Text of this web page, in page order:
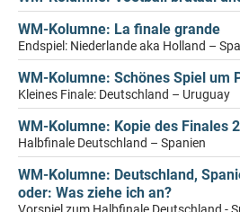
WM-Kolumne: La finale grande
Endspiel: Niederlande aka Holland –
WM-Kolumne: Schönes Spiel um
Kleines Finale: Deutschland – Uruguay
WM-Kolumne: Kopie des Finales
Halbfinale Deutschland – Spanien
WM-Kolumne: Deutschland,
oder: Was ziehe ich an?